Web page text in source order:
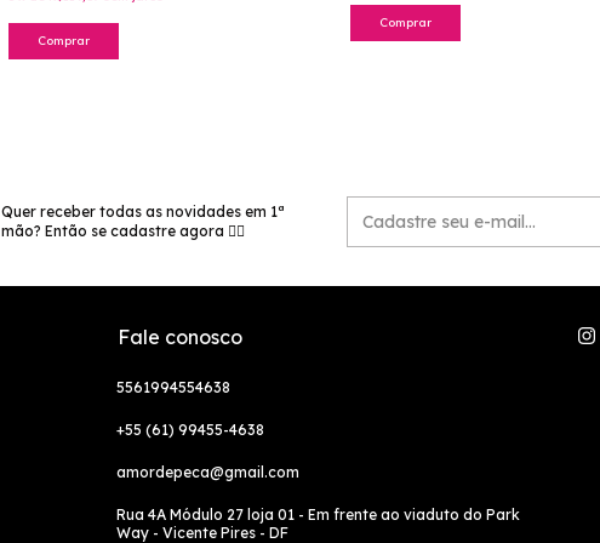
Comprar
Comprar
Quer receber todas as novidades em 1ª
mão? Então se cadastre agora 👉🏻
Fale conosco
5561994554638
+55 (61) 99455-4638
amordepeca@gmail.com
Rua 4A Módulo 27 loja 01 - Em frente ao viaduto do Park
Way - Vicente Pires - DF